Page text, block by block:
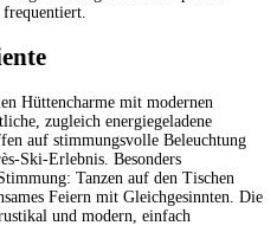
Hüttencharme mit modernen
zugleich energiegeladene
auf stimmungsvolle Beleuchtung
Ski-Erlebnis. Besonders
Tanzen auf den Tischen
Feiern mit Gleichgesinnten. Die
und modern, einfach